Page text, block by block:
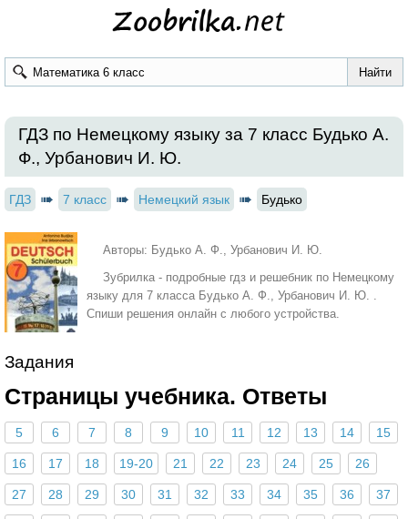
ГДЗ по Немецкому языку за 7 класс Будько А.
Ф., Урбанович И. Ю.
ГДЗ 7 класс Немецкий язык Будько
Авторы: Будько А. Ф., Урбанович И. Ю.
Зубрилка - подробные гдз и решебник по Немецкому
языку для 7 класса Будько А. Ф., Урбанович И. Ю. .
Спиши решения онлайн с любого устройства.
Задания
Страницы учебника. Ответы
5 6 7 8 9 10 11 12 13 14 15
16 17 18 19-20 21 22 23 24 25 26
27 28 29 30 31 32 33 34 35 36 37